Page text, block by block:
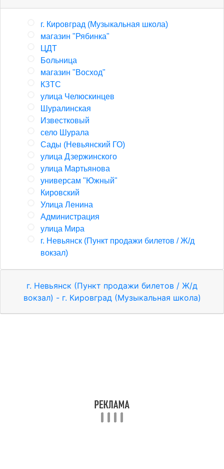
г. Кировград (Музыкальная школа)
магазин "Рябинка"
ЦДТ
Больница
магазин "Восход"
КЗТС
улица Челюскинцев
Шуралинская
Известковый
село Шурала
Сады (Невьянский ГО)
улица Дзержинского
улица Мартьянова
универсам "Южный"
Кировский
Улица Ленина
Администрация
улица Мира
г. Невьянск (Пункт продажи билетов / Ж/д
вокзал)
г. Невьянск (Пункт продажи билетов / Ж/д
вокзал) - г. Кировград (Музыкальная школа)